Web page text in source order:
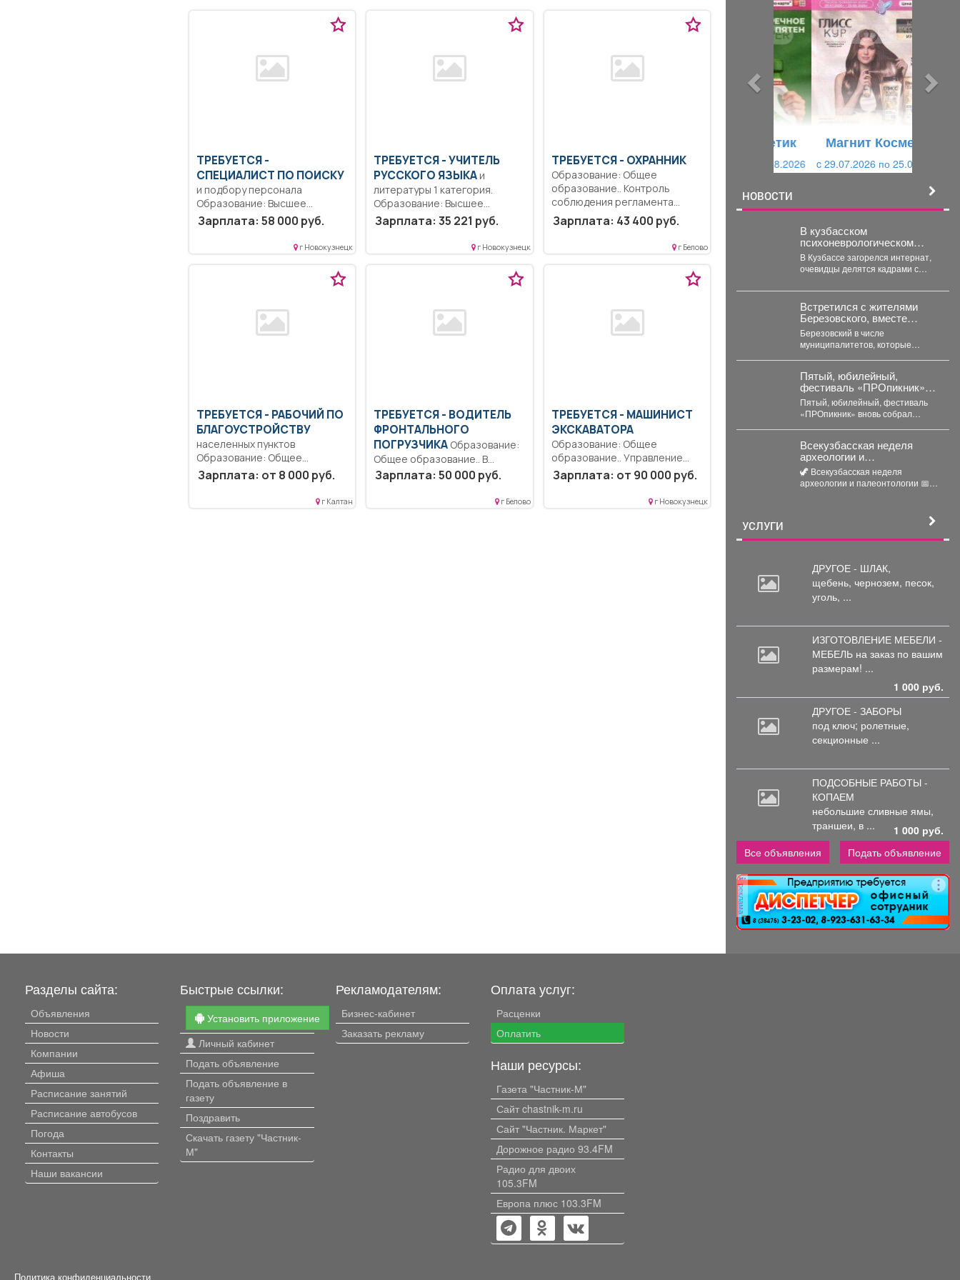
ТРЕБУЕТСЯ -
СПЕЦИАЛИСТ ПО ПОИСКУ
и подбору персонала
Образование: Высшее
образование — бакалавриат..
Работа по...
Зарплата: 58 000 руб.
г Новокузнецк
ТРЕБУЕТСЯ - УЧИТЕЛЬ
РУССКОГО ЯЗЫКА и
литературы 1 категория.
Образование: Высшее
образование — бакалавриат.
Знание основ работы...
Зарплата: 35 221 руб.
г Новокузнецк
ТРЕБУЕТСЯ - ОХРАННИК
Образование: Общее
образование.. Контроль
соблюдения регламента
контрольно-пропускного и
внутриобъектового...
Зарплата: 43 400 руб.
г Белово
ТРЕБУЕТСЯ - РАБОЧИЙ ПО
БЛАГОУСТРОЙСТВУ
населенных пунктов
Образование: Общее
образование..
Благоустройство и
озеленение территории,
прополка...
Зарплата: от 8 000 руб.
г Калтан
ТРЕБУЕТСЯ - ВОДИТЕЛЬ
ФРОНТАЛЬНОГО
ПОГРУЗЧИКА
Общее образование.. В
соответствии с должностной
инструкцией и...
Зарплата: 50 000 руб.
г Белово
ТРЕБУЕТСЯ - МАШИНИСТ
ЭКСКАВАТОРА
Образование: Общее
образование.. Управление
экскаваторами JCB
(КОЛЕСНЫЙ) (кат В,...
Зарплата: от 90 000 руб.
г Новокузнецк
Магнит Косметик
c 29.07.2026 по 25.08.2026
НОВОСТИ
В кузбасском
психоневрологическом
интернате возник пожар
В Кузбассе загорелся интернат,
очевидцы делятся кадрами с
Междуреченске произошёл
пожар...
Встретился с жителями
Березовского, вместе
заслушали доклад главы о
развитии города.
Березовский в числе
муниципалитетов, которые
Важно, что идет работа...
Пятый, юбилейный,
фестиваль «ПРОпикник»
вновь собрал тысячи
гостей.
Пятый, юбилейный, фестиваль
«ПРОпикник» вновь собрал
костюмированных сапбордистов
-...
Всекузбасская неделя
археологии и
палеонтологии С 10 по 16
августа 2026 года в музеях
Кузбасса пройдет Неделя
археолога (15 августа) и
🦖 Всекузбасская неделя
археологии и палеонтологии 📅 С
УСЛУГИ
ДРУГОЕ - ШЛАК,
щебень, чернозем, песок,
уголь, ...
ИЗГОТОВЛЕНИЕ МЕБЕЛИ -
МЕБЕЛЬ на заказ по вашим
размерам! ...
1 000 руб.
ДРУГОЕ - ЗАБОРЫ
под ключ; ролетные,
секционные ...
ПОДСОБНЫЕ РАБОТЫ -
КОПАЕМ
небольшие сливные ямы,
траншеи, в ...
1 000 руб.
Все объявления
Подать объявление
реклама
Разделы сайта:
Объявления
Новости
Компании
Афиша
Расписание занятий
Расписание автобусов
Погода
Контакты
Наши вакансии
Быстрые ссылки:
Установить приложение
Личный кабинет
Подать объявление
Подать объявление в
газету
Поздравить
Скачать газету "Частник-
М"
Рекламодателям:
Бизнес-кабинет
Заказать рекламу
Оплата услуг:
Расценки
Оплатить
Наши ресурсы:
Газета "Частник-М"
Сайт chastnik-m.ru
Сайт "Частник. Маркет"
Дорожное радио 93.4FM
Радио для двоих
105.3FM
Европа плюс 103.3FM
Политика конфиденциальности